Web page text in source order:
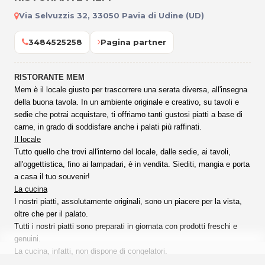
Via Selvuzzis 32, 33050 Pavia di Udine (UD)
3484525258 Pagina partner
RISTORANTE MEM
Mem è il locale giusto per trascorrere una serata diversa, all'insegna
della buona tavola. In un ambiente originale e creativo, su tavoli e
sedie che potrai acquistare, ti offriamo tanti gustosi piatti a base di
carne, in grado di soddisfare anche i palati più raffinati.
Il locale
Tutto quello che trovi all'interno del locale, dalle sedie, ai tavoli,
all'oggettistica, fino ai lampadari, è in vendita. Siediti, mangia e porta
a casa il tuo souvenir!
La cucina
I nostri piatti, assolutamente originali, sono un piacere per la vista,
oltre che per il palato.
Tutti i nostri piatti sono preparati in giornata con prodotti freschi e
genuini.
La cucina, infatti, non dispone di congelatori.